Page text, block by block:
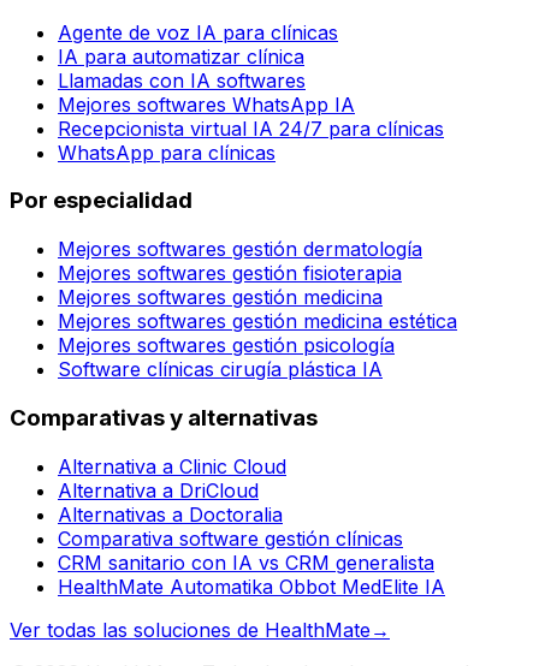
Agente de voz IA para clínicas
IA para automatizar clínica
Llamadas con IA softwares
Mejores softwares WhatsApp IA
Recepcionista virtual IA 24/7 para clínicas
WhatsApp para clínicas
Por especialidad
Mejores softwares gestión dermatología
Mejores softwares gestión fisioterapia
Mejores softwares gestión medicina
Mejores softwares gestión medicina estética
Mejores softwares gestión psicología
Software clínicas cirugía plástica IA
Comparativas y alternativas
Alternativa a Clinic Cloud
Alternativa a DriCloud
Alternativas a Doctoralia
Comparativa software gestión clínicas
CRM sanitario con IA vs CRM generalista
HealthMate Automatika Obbot MedElite IA
Ver todas las soluciones de HealthMate→